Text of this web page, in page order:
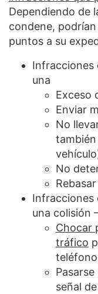
Dependiendo de
condene,
puntos a su
Infracciones
una
Exceso
Enviar
No
también
No
Infracciones
una colisión
Chocar
tráfico
señal